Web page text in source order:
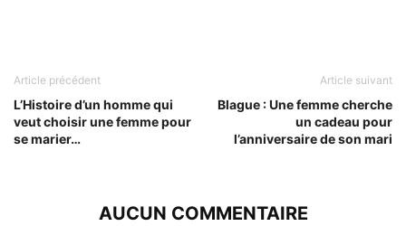
Article précédent
L’Histoire d’un homme qui
veut choisir une femme pour
se marier…
Article suivant
Blague : Une femme cherche
un cadeau pour
l’anniversaire de son mari
AUCUN COMMENTAIRE